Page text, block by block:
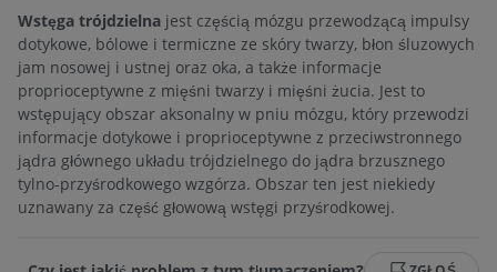
Wstęga trójdzielna jest częścią mózgu przewodzącą impulsy
dotykowe, bólowe i termiczne ze skóry twarzy, błon śluzowych
jam nosowej i ustnej oraz oka, a także informacje
proprioceptywne z mięśni twarzy i mięśni żucia. Jest to
wstępujący obszar aksonalny w pniu mózgu, który przewodzi
informacje dotykowe i proprioceptywne z przeciwstronnego
jądra głównego układu trójdzielnego do jądra brzusznego
tylno-przyśrodkowego wzgórza. Obszar ten jest niekiedy
uznawany za część głowową wstęgi przyśrodkowej.